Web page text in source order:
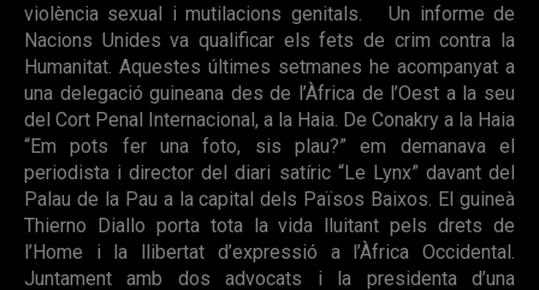
violència sexual i mutilacions genitals. Un informe de
Nacions Unides va qualificar els fets de crim contra la
Humanitat. Aquestes últimes setmanes he acompanyat a
una delegació guineana des de l’Àfrica de l’Oest a la seu
del Cort Penal Internacional, a la Haia. De Conakry a la Haia
“Em pots fer una foto, sis plau?” em demanava el
periodista i director del diari satíric “Le Lynx” davant del
Palau de la Pau a la capital dels Països Baixos. El guineà
Thierno Diallo porta tota la vida lluitant pels drets de
l’Home i la llibertat d’expressió a l’Àfrica Occidental.
Juntament amb dos advocats i la presidenta d’una